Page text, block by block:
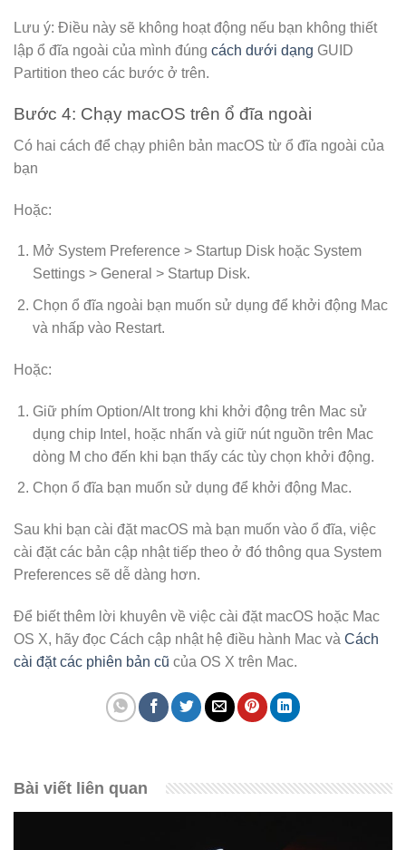
Lưu ý: Điều này sẽ không hoạt động nếu bạn không thiết
lập ổ đĩa ngoài của mình đúng cách dưới dạng GUID
Partition theo các bước ở trên.
Bước 4: Chạy macOS trên ổ đĩa ngoài
Có hai cách để chạy phiên bản macOS từ ổ đĩa ngoài của
bạn
Hoặc:
Mở System Preference > Startup Disk hoặc System
Settings > General > Startup Disk.
Chọn ổ đĩa ngoài bạn muốn sử dụng để khởi động Mac
và nhấp vào Restart.
Hoặc:
Giữ phím Option/Alt trong khi khởi động trên Mac sử
dụng chip Intel, hoặc nhấn và giữ nút nguồn trên Mac
dòng M cho đến khi bạn thấy các tùy chọn khởi động.
Chọn ổ đĩa bạn muốn sử dụng để khởi động Mac.
Sau khi bạn cài đặt macOS mà bạn muốn vào ổ đĩa, việc
cài đặt các bản cập nhật tiếp theo ở đó thông qua System
Preferences sẽ dễ dàng hơn.
Để biết thêm lời khuyên về việc cài đặt macOS hoặc Mac
OS X, hãy đọc Cách cập nhật hệ điều hành Mac và Cách
cài đặt các phiên bản cũ của OS X trên Mac.
Bài viết liên quan